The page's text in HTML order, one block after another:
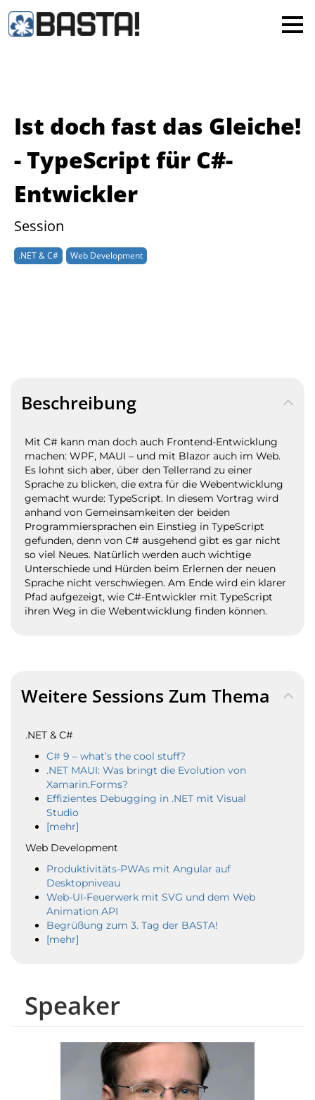
Ist doch fast das Gleiche!
- TypeScript für C#-
Entwickler
Session
.NET & C# Web Development
Speaker
Beschreibung
Mit C# kann man doch auch Frontend-Entwicklung
machen: WPF, MAUI – und mit Blazor auch im Web.
Es lohnt sich aber, über den Tellerrand zu einer
Sprache zu blicken, die extra für die Webentwicklung
gemacht wurde: TypeScript. In diesem Vortrag wird
anhand von Gemeinsamkeiten der beiden
Programmiersprachen ein Einstieg in TypeScript
gefunden, denn von C# ausgehend gibt es gar nicht
so viel Neues. Natürlich werden auch wichtige
Unterschiede und Hürden beim Erlernen der neuen
Sprache nicht verschwiegen. Am Ende wird ein klarer
Pfad aufgezeigt, wie C#-Entwickler mit TypeScript
ihren Weg in die Webentwicklung finden können.
Weitere Sessions Zum Thema
.NET & C#
C# 9 – what’s the cool stuff?
.NET MAUI: Was bringt die Evolution von
Xamarin.Forms?
Effizientes Debugging in .NET mit Visual
Studio
[mehr]
Web Development
Produktivitäts-PWAs mit Angular auf
Desktopniveau
Web-UI-Feuerwerk mit SVG und dem Web
Animation API
Begrüßung zum 3. Tag der BASTA!
[mehr]
MAINZ
Alle